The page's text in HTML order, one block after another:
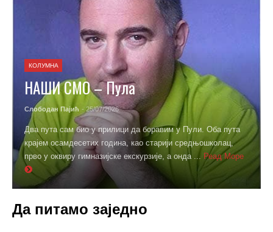
КОЛУМНА
НАШИ СМО – Пула
Слободан Пајић - 25/07/2026
Два пута сам био у прилици да боравим у Пули. Оба пута
крајем осамдесетих година, као старији средњошколац,
прво у оквиру гимназијске екскурзије, а онда ... Реад Море
Да питамо заједно